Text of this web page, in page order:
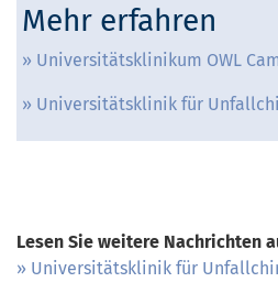
Mehr erfahren
Universitätsklinikum OWL
Universitätsklinik für
Lesen Sie weitere Nachrichten
Universitätsklinik für